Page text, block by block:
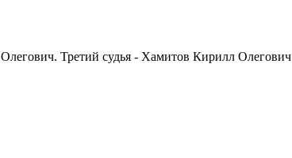
Третий судья - Хамитов Кирилл Олегович